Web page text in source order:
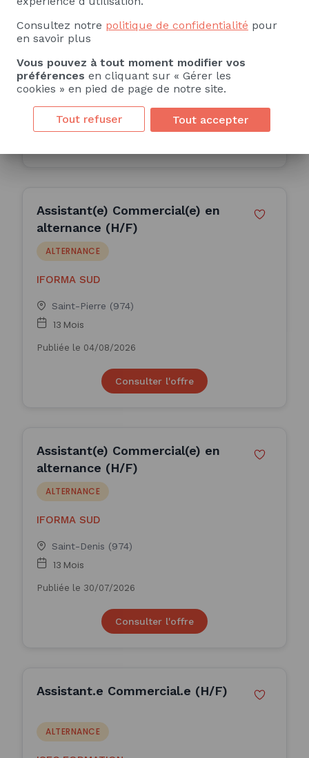
- H/F
E.Leclerc
Port (974)
24 Mois
Publiée le 05/08/2026
Assistant(e) Commercial(e) en
alternance (H/F)
ALTERNANCE
IFORMA SUD
Saint-Pierre (974)
13 Mois
Publiée le 04/08/2026
Consulter l'offre
Assistant(e) Commercial(e) en
alternance (H/F)
ALTERNANCE
IFORMA SUD
Saint-Denis (974)
13 Mois
Publiée le 30/07/2026
Consulter l'offre
Assistant.e Commercial.e (H/F)
ALTERNANCE
Consultez notre politique de confidentialité pour
en savoir plus
Vous pouvez à tout moment modifier vos
préférences en cliquant sur « Gérer les
cookies » en pied de page de notre site.
Tout refuser Tout accepter